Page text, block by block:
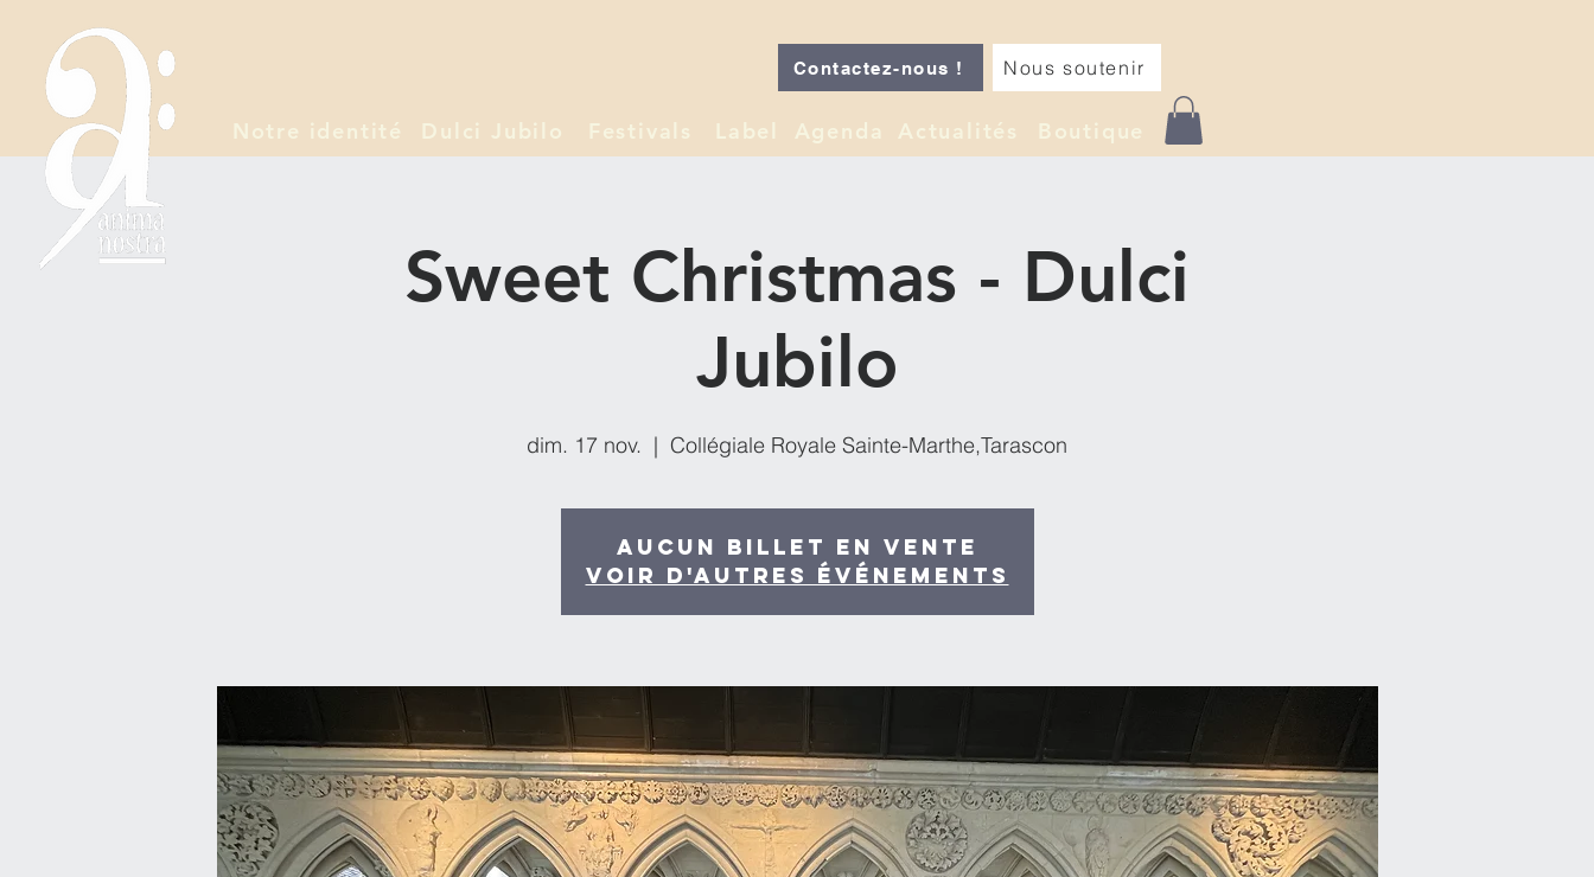
Contactez-nous ! Nous soutenir
Notre identité Dulci Jubilo Festivals Label Agenda Actualités Boutique
Sweet Christmas - Dulci
Jubilo
dim. 17 nov.
  |
Collégiale Royale Sainte-Marthe,Tarascon
Aucun billet en vente
Voir d'autres événements